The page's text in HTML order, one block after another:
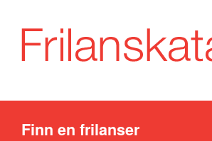
Finn en frilanser